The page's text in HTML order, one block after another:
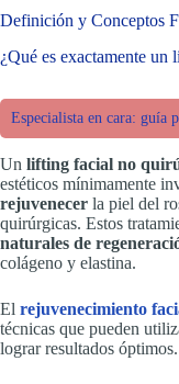
Definición y Conceptos
¿Qué es exactamente
Especialista en cara: guía
Un lifting facial no
estéticos mínimamente
rejuvenecer la piel del
quirúrgicas. Estos
naturales de
colágeno y elastina.
El rejuvenecimiento
técnicas que pueden
lograr resultados